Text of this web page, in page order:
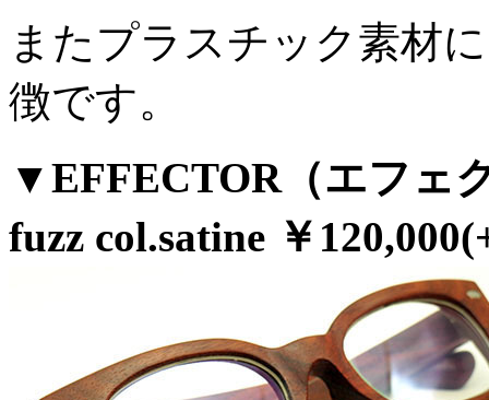
またプラスチック素材
徴です。
▼EFFECTOR（エフェ
fuzz col.satine ￥